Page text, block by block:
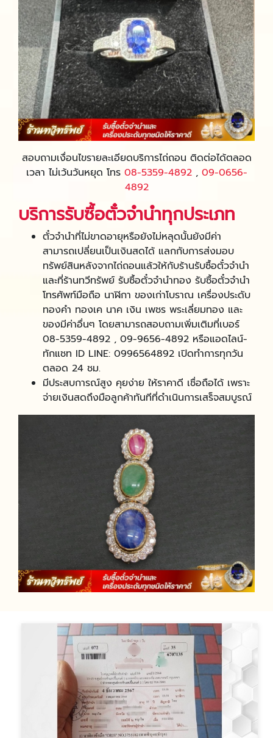
สอบถามเงื่อนไขรายละเอียดบริการไถ่ถอน ติดต่อได้ตลอด
เวลา ไม่เว้นวันหยุด โทร 08-5359-4892, 09-0656-
4892
บริการรับซื้อตั๋วจำนำทุกประเภท
ตั๋วจำนำที่ไม่ขาดอายุหรือยังไม่หลุดนั้นยังมีค่า
สามารถเปลี่ยนเป็นเงินสดได้ แลกกับการส่งมอบ
ทรัพย์สินหลังจากไถ่ถอนแล้วให้กับร้านรับซื้อตั๋วจำนำ
และที่ร้านทวีทรัพย์ รับซื้อตั๋วจํานําทอง รับซื้อตั๋วจำนำ
โทรศัพท์มือถือ นาฬิกา ของเก่าโบราณ เครื่องประดับ
ทองคำ ทองเค นาค เงิน เพชร พระเลี่ยมทอง และ
ของมีค่าอื่นๆ โดยสามารถสอบถามเพิ่มเติมที่เบอร์
08-5359-4892 , 09-9656-4892 หรือแอดไลน์-
ทักแชท ID LINE: 0996564892 เปิดทำการทุกวัน
ตลอด 24 ชม.
มีประสบการณ์สูง คุยง่าย ให้ราคาดี เชื่อถือได้ เพราะ
จ่ายเงินสดถึงมือลูกค้าทันทีที่ดำเนินการเสร็จสมบูรณ์